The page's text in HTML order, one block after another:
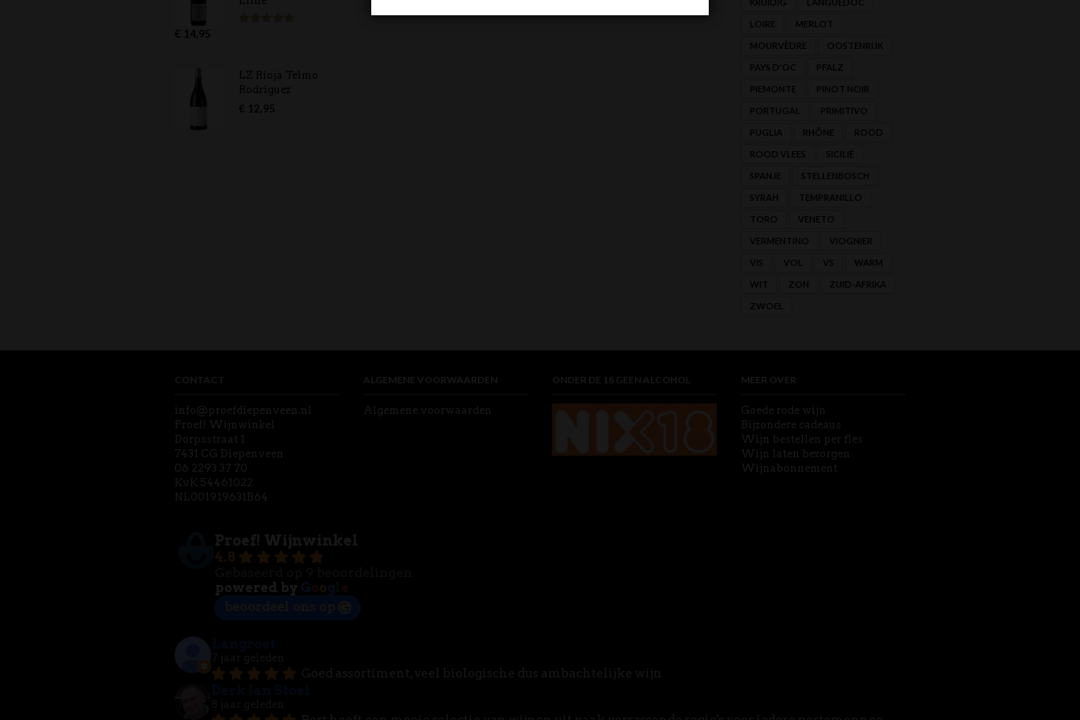
€ 14,95
LZ Rioja Telmo
Rodriguez
€ 12,95
LOIRE MERLOT
MOURVÈDRE OOSTENRIJK
PAYS D'OC PFALZ
PIEMONTE PINOT NOIR
PORTUGAL PRIMITIVO
PUGLIA RHÔNE ROOD
ROOD VLEES SICILIË
SPANJE STELLENBOSCH
SYRAH TEMPRANILLO
TORO VENETO
VERMENTINO VIOGNIER
VIS VOL VS WARM
WIT ZON ZUID-AFRIKA
ZWOEL
CONTACT
info@proefdiepenveen.nl
Proef! Wijnwinkel
Dorpsstraat 1
7431 CG Diepenveen
06 2293 37 70
KvK 54461022
NL001919631B64
ALGEMENE VOORWAARDEN
Algemene voorwaarden
ONDER DE 18 GEEN ALCOHOL MEER OVER
Goede rode wijn
Bijzondere cadeaus
Wijn bestellen per fles
Wijn laten bezorgen
Wijnabonnement
4.8
powered by
o